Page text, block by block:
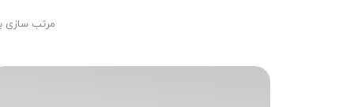
مرتب سازی